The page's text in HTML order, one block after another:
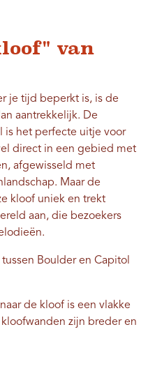
van
je tijd beperkt is, is de
aantrekkelijk. De
is het perfecte uitje voor
direct in een gebied met
afgewisseld met
Maar de
kloof uniek en trekt
aan, die bezoekers
Boulder en Capitol
de kloof is een vlakke
zijn breder en